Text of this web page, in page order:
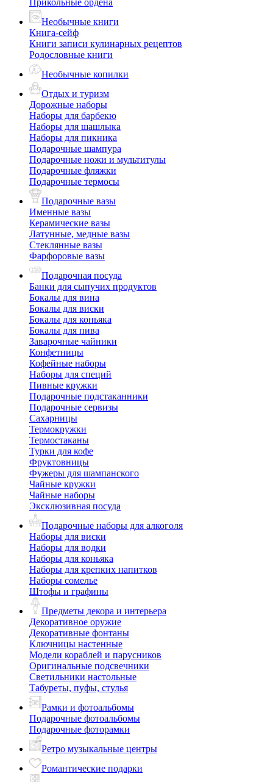
Прикольные ордена
Необычные книги
Книга-сейф
Книги записи кулинарных рецептов
Родословные книги
Необычные копилки
Отдых и туризм
Дорожные наборы
Наборы для барбекю
Наборы для шашлыка
Наборы для пикника
Подарочные шампура
Подарочные ножи и мультитулы
Подарочные фляжки
Подарочные термосы
Подарочные вазы
Именные вазы
Керамические вазы
Латунные, медные вазы
Стеклянные вазы
Фарфоровые вазы
Подарочная посуда
Банки для сыпучих продуктов
Бокалы для вина
Бокалы для виски
Бокалы для коньяка
Бокалы для пива
Заварочные чайники
Конфетницы
Кофейные наборы
Наборы для специй
Пивные кружки
Подарочные подстаканники
Подарочные сервизы
Сахарницы
Термокружки
Термостаканы
Турки для кофе
Фруктовницы
Фужеры для шампанского
Чайные кружки
Чайные наборы
Эксклюзивная посуда
Подарочные наборы для алкоголя
Наборы для виски
Наборы для водки
Наборы для коньяка
Наборы для крепких напитков
Наборы сомелье
Штофы и графины
Предметы декора и интерьера
Декоративное оружие
Декоративные фонтаны
Ключницы настенные
Модели кораблей и парусников
Оригинальные подсвечники
Светильники настольные
Табуреты, пуфы, стулья
Рамки и фотоальбомы
Подарочные фотоальбомы
Подарочные фоторамки
Ретро музыкальные центры
Романтические подарки